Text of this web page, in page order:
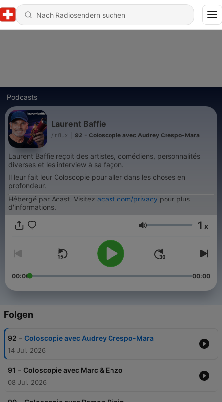
Podcasts
Laurent Baffie
/influx 92 - Coloscopie avec Audrey Crespo-Mara
Laurent Baffie reçoit des artistes, comédiens, personnalités
diverses et les interview à sa façon.
Il leur fait leur Coloscopie pour aller dans les choses en
profondeur.
Hébergé par Acast. Visitez acast.com/privacy pour plus
d'informations.
Lautstärke 1 x
00:00 00:00
Folgen
92 - Coloscopie avec Audrey Crespo-Mara
14 Jul. 2026
91 - Coloscopie avec Marc & Enzo
08 Jul. 2026